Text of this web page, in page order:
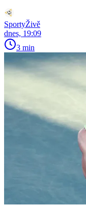
SportyŽivě
dnes, 19:09
3 min